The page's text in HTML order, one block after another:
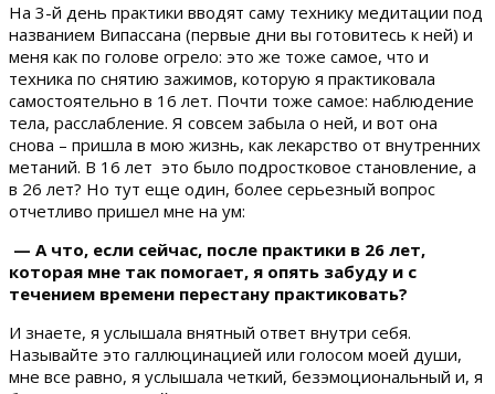
На 3-й день практики вводят саму технику медитации под
названием Випассана (первые дни вы готовитесь к ней) и
меня как по голове огрело: это же тоже самое, что и
техника по снятию зажимов, которую я практиковала
самостоятельно в 16 лет. Почти тоже самое: наблюдение
тела, расслабление. Я совсем забыла о ней, и вот она
снова – пришла в мою жизнь, как лекарство от внутренних
метаний. В 16 лет это было подростковое становление, а
в 26 лет? Но тут еще один, более серьезный вопрос
отчетливо пришел мне на ум:
— А что, если сейчас, после практики в 26 лет,
которая мне так помогает, я опять забуду и с
течением времени перестану практиковать?
И знаете, я услышала внятный ответ внутри себя.
Называйте это галлюцинацией или голосом моей души,
мне все равно, я услышала четкий, безэмоциональный и, я